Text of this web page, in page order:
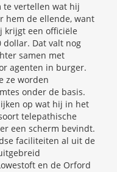
te vertellen wat hij
hem de ellende, want
krijgt een officiële
dollar. Dat valt nog
samen met
agenten in burger.
ze worden
onder de basis.
op wat hij in het
telepathische
een scherm bevindt.
faciliteiten al uit de
en de Orford